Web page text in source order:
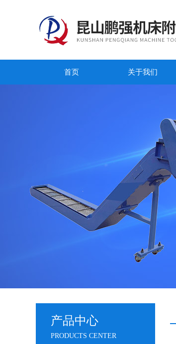
首页 关于我们
产品中心
PRODUCTS CENTER